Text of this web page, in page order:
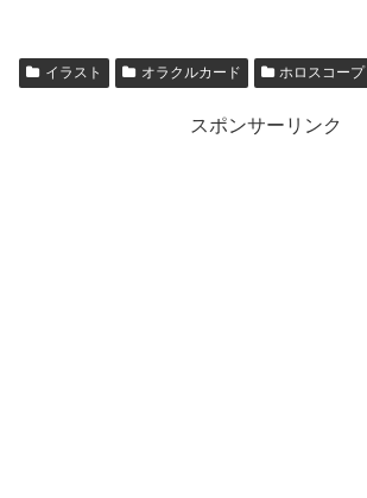
イラスト オラクルカード ホロスコープ
スポンサーリンク